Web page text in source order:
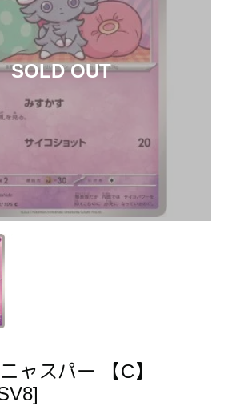
ャスパー 【C】